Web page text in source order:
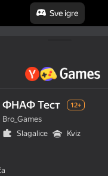
Sve igre
ФНАФ Тест 12+
Bro_Games
Slagalice
Kviz